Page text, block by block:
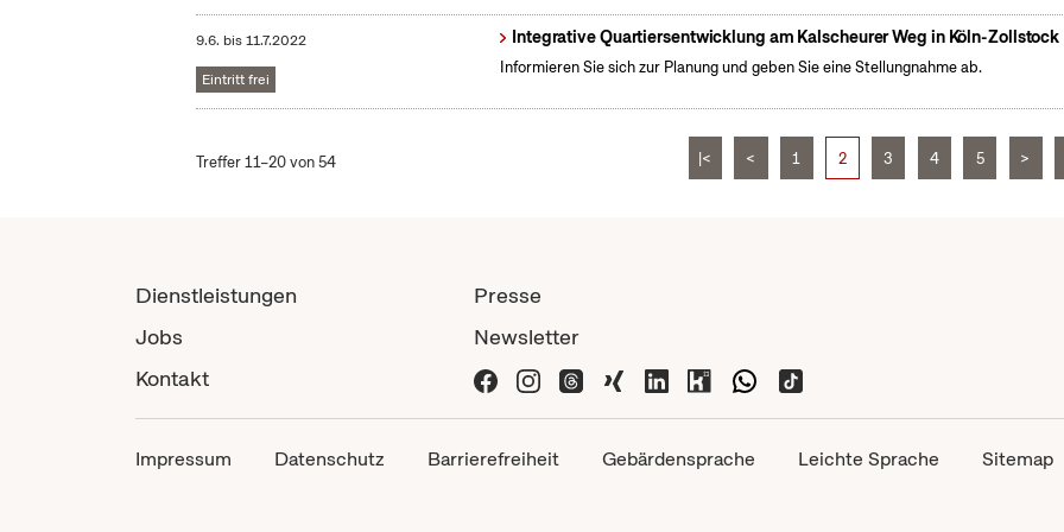
9.6. bis11.7.2022
Eintritt frei
Integrative Quartiersentwicklung am Kalscheurer Weg in Köln-Zollstock
Informieren Sie sich zur Planung und geben Sie eine Stellungnahme ab.
Treffer 11–20 von 54 |< < 1 2 3 4 5 >
Dienstleistungen
Jobs
Kontakt
Presse
Newsletter
Impressum Datenschutz Barrierefreiheit Gebärdensprache Leichte Sprache Sitemap